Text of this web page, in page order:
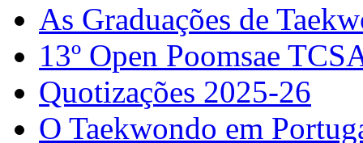
As Graduações de
13º Open Poomsae
Quotizações 2025-26
O Taekwondo em